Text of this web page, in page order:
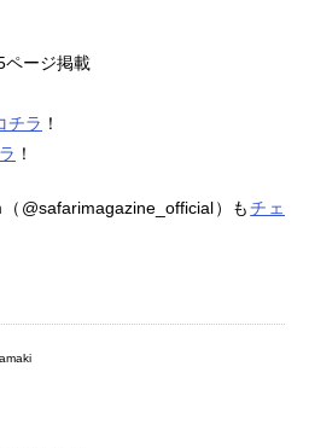
ージ掲載
チラ ！
！
@safarimagazine_official）もチェ